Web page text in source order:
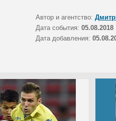
Автор и агентство:
Дата события: 05.08.2018
Дата добавления: